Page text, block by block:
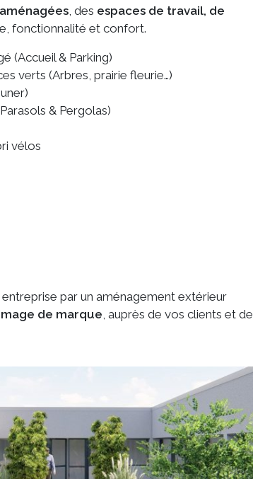
, des espaces de travail, de
fonctionnalité et confort.
(Accueil & Parking)
verts (Arbres, prairie fleurie…)
& Pergolas)
vélos
par un aménagement extérieur
de marque, auprès de vos clients et de